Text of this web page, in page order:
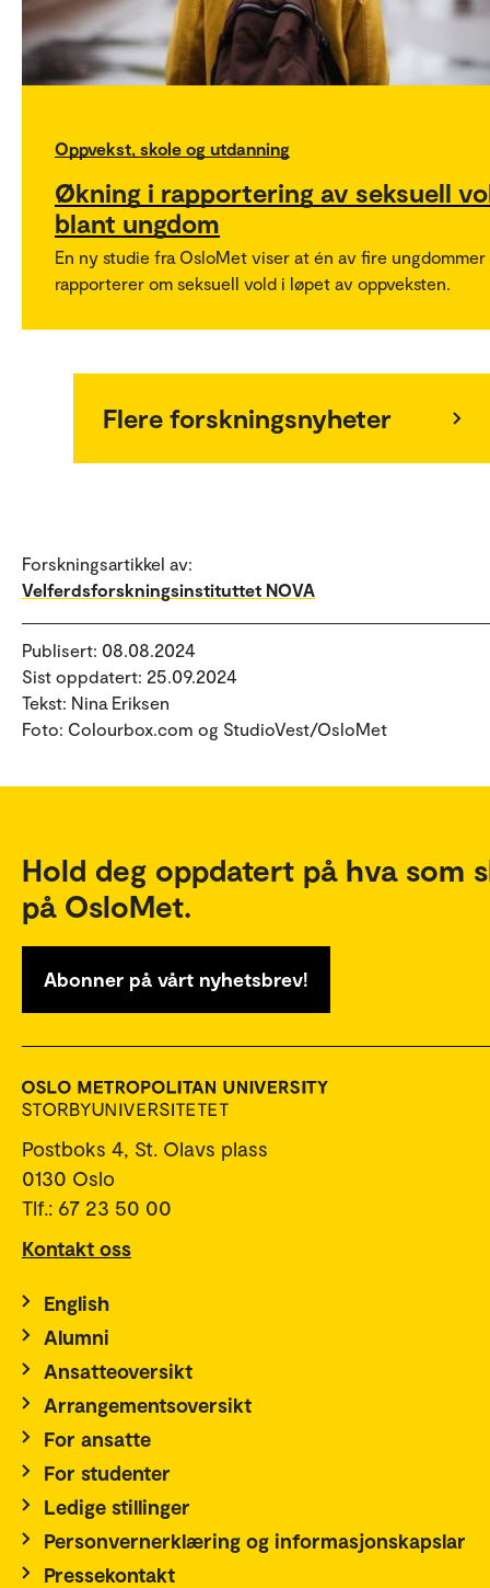
Oppvekst, skole og utdanning
Økning i rapportering av seksuell
blant ungdom
En ny studie fra OsloMet viser at én av fire ungdommer
rapporterer om seksuell vold i løpet av oppveksten.
Flere forskningsnyheter
Forskningsartikkel av:
Velferdsforskningsinstituttet NOVA
Publisert: 08.08.2024
Sist oppdatert: 25.09.2024
Tekst: Nina Eriksen
Foto: Colourbox.com og StudioVest/OsloMet
Hold deg oppdatert på hva som
på OsloMet.
Abonner på vårt nyhetsbrev!
Postboks 4, St. Olavs plass
0130 Oslo
Tlf.: 67 23 50 00
Kontakt oss
English
Alumni
Ansatteoversikt
Arrangementsoversikt
For ansatte
For studenter
Ledige stillinger
Personvernerklæring og informasjonskapslar
Pressekontakt